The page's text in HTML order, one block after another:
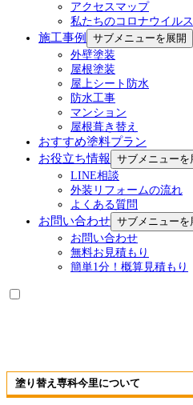
アクセスマップ
私たちのコロナウイル
施工事例
サブメニューを展開
外壁塗装
屋根塗装
屋上シート防水
防水工事
マンション
屋根葺き替え
おすすめ塗料プラン
お役立ち情報 サブメニューを
LINE相談
外装リフォームの流れ
よくある質問
お問い合わせ サブメニューを
お問い合わせ
無料お見積もり
簡単1分！概算見積もり
塗り替え専科今里について